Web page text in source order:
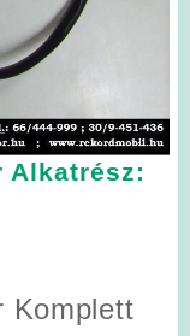
Alkatrész:
Komplett